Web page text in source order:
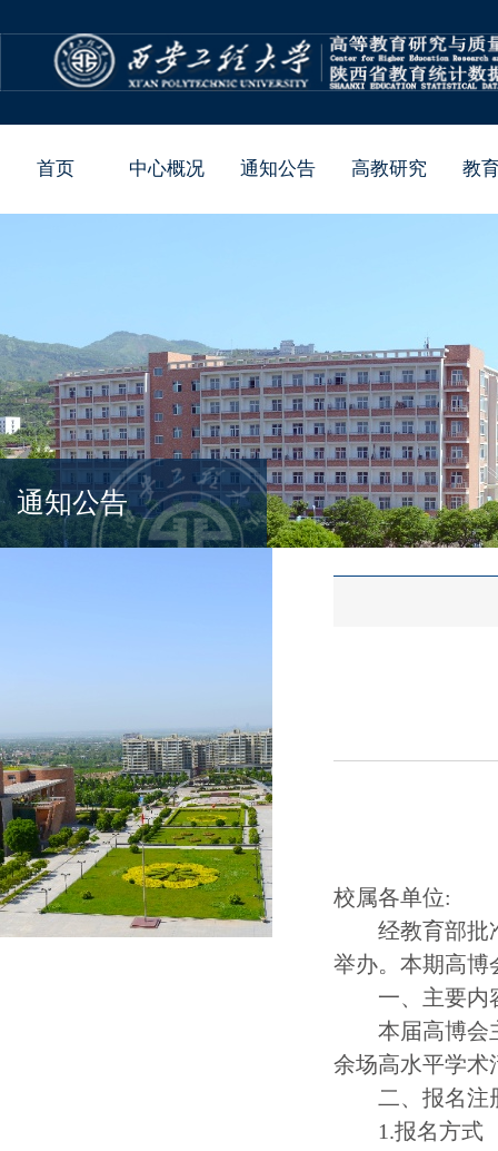
首页 中心概况 通知公告 高教研究 教
通知公告
校属各单位:
经教育部批
举办。 本期高博
一、主要内
本届高博会
余场高水平学术
二、报名注
1.报名方式